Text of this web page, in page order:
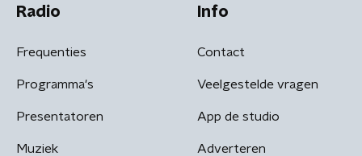
Radio
Frequenties
Programma's
Presentatoren
Muziek
Info
Contact
Veelgestelde vragen
App de studio
Adverteren